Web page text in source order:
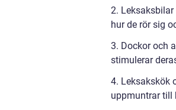
2.
hur de rör sig
3. Dockor och
stimulerar
4. Leksakskök
uppmuntrar till